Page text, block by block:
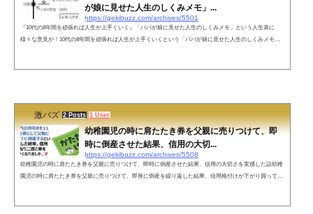
が娘に見せた人生のしくみメモ」...
https://gekibuzz.com/archives/5501
『10代の8年間を頑張れば人生が上手くいく』「パパが娘に見せた人生のしくみメモ」という人生表に
様々な意見が！10代の8年間を頑張れば人生が上手くいくという「パパが娘に見せた人生のしくみメモ」
激バズ 2 Posts 1 User
幼稚園児の時に肩たたき券を父親に売りつけて、即
時に倒産させた結果、信用の大切...
https://gekibuzz.com/archives/5508
幼稚園児の時に肩たたき券を父親に売りつけて、即時に倒産させた結果、信用の大切さを実感した話幼稚
園児の時に肩たたき券を父親に売りつけて、即座に倒産を繰り返した結果、信用格付けが下がり買っても